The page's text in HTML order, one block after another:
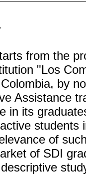
from the
"Los
by
Assistance
in its
of
of SDI